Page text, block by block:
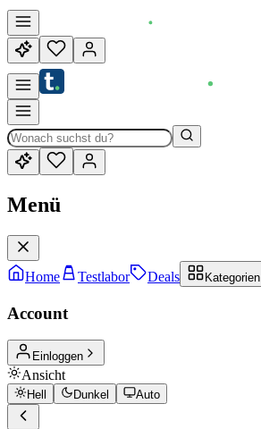
Menü
Home Testlabor Deals Kategorien
Account
Einloggen
Ansicht
Hell Dunkel Auto